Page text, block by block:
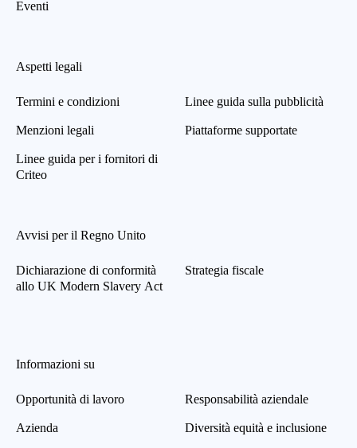
Eventi
Aspetti legali
Termini e condizioni
Menzioni legali
Linee guida per i fornitori di
Criteo
Linee guida sulla pubblicità
Piattaforme supportate
Avvisi per il Regno Unito
Dichiarazione di conformità
allo UK Modern Slavery Act
Strategia fiscale
Informazioni su
Opportunità di lavoro
Azienda
Responsabilità aziendale
Diversità equità e inclusione